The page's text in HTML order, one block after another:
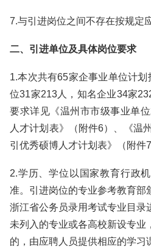
7.与引进岗位之间不存在按规定
二、引进单位及具体岗位要求
1.本次共有65家企事业单位计
位31家213人，知名企业34家
要求详见《温州市市级事业单
人才计划表》（附件6）、《温
引优秀硕博人才计划表》（附件7
2.学历、学位以国家教育行政
准。引进岗位的专业参考教育部
浙江省公务员录用考试专业目录
未列入的专业或各高校新设专业
的，由应聘人员提供相应的学习